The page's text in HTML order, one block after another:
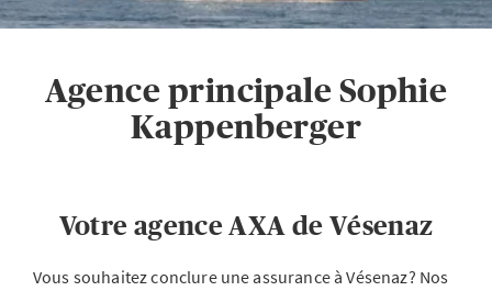
Agence principale Sophie
Kappenberger
Votre agence AXA de Vésenaz
Vous souhaitez conclure une assurance à Vésenaz? Nos